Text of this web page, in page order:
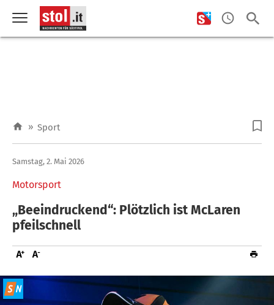
» Sport
Motorsport
Samstag, 2. Mai 2026
„Beeindruckend“: Plötzlich ist McLaren
pfeilschnell